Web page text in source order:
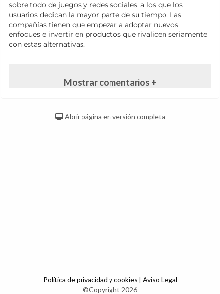
sobre todo de juegos y redes sociales, a los que los
usuarios dedican la mayor parte de su tiempo. Las
compañías tienen que empezar a adoptar nuevos
enfoques e invertir en productos que rivalicen seriamente
con estas alternativas.
Mostrar comentarios +
Abrir página en versión completa
Política de privacidad y cookies | Aviso Legal
©Copyright 2026